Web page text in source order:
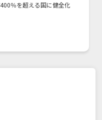
％を超える国に健全化